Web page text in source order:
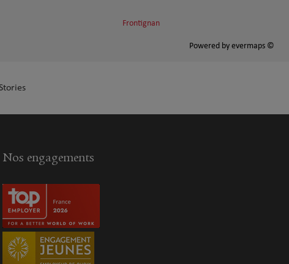
Frontignan
Powered by evermaps ©
Nos engagements